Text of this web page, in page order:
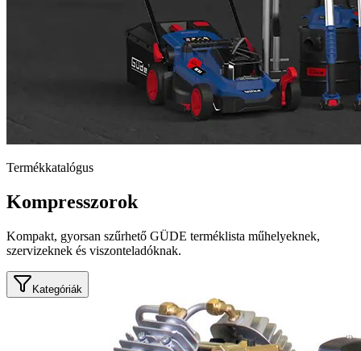
Termékkatalógus
Kompresszorok
Kompakt, gyorsan szűrhető GÜDE terméklista műhelyeknek,
szervizeknek és viszonteladóknak.
Kategóriák